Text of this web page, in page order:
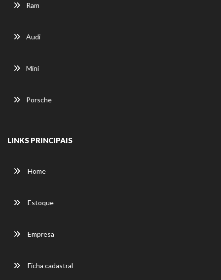
Ram
Audi
Mini
Porsche
LINKS PRINCIPAIS
Home
Estoque
Empresa
Ficha cadastral